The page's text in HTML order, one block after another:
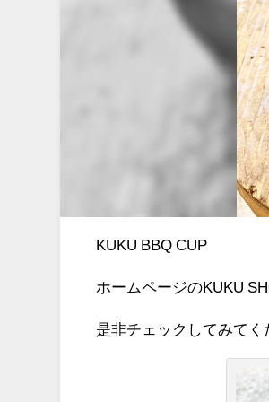
KUKU BBQ CUP
ホームページのKUKU
是非チェックしてみてく